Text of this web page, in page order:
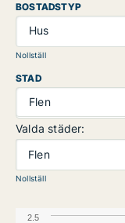
BOSTADSTYP
Hus
Nollställ
STAD
Flen
Valda städer:
Flen
Nollställ
2.5